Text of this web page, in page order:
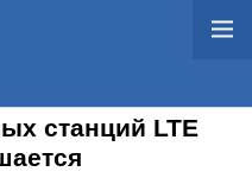
станций LTE